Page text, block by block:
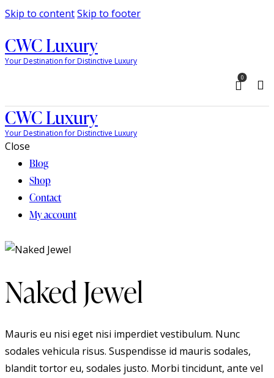
Skip to contentSkip to footer
CWC Luxury
Your Destination for Distinctive Luxury
0
CWC Luxury
Your Destination for Distinctive Luxury
Close
Blog
Shop
Contact
My account
Naked Jewel
Mauris eu nisi eget nisi imperdiet vestibulum. Nunc
sodales vehicula risus. Suspendisse id mauris sodales,
blandit tortor eu, sodales justo. Morbi tincidunt, ante vel